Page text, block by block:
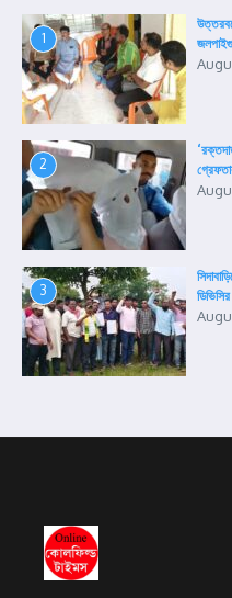
1
2
3